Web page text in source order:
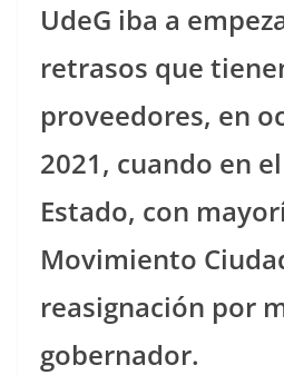
UdeG iba a
retrasos que
proveedores, en
2021, cuando en
Estado, con
Movimiento
reasignación por
gobernador.